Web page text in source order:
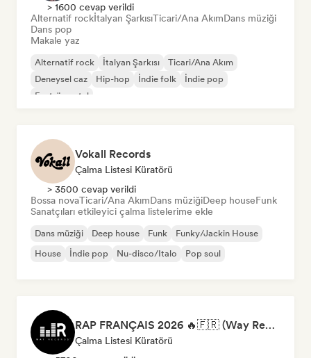
> 1600 cevap verildi
Alternatif rockİtalyan ŞarkısıTicari/Ana AkımDans müziği
Dans pop
Makale yaz
Alternatif rock İtalyan Şarkısı
Ticari/Ana Akım
Deneysel caz
Hip-hop İndie folk
İndie pop
Enstrümantal
Vokall Records
Çalma Listesi Küratörü
> 3500 cevap verildi
Bossa novaTicari/Ana AkımDans müziğiDeep houseFunk
Sanatçıları etkileyici çalma listelerime ekle
Dans müziği Deep house Funk
Funky/Jackin House
House
İndie pop Nu-disco/Italo Pop soul
RAP FRANÇAIS 2026 🔥🇫🇷 (Way Records)
Çalma Listesi Küratörü